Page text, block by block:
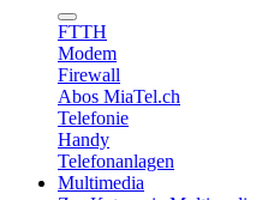
FTTH
Modem
Firewall
Abos MiaTel.ch
Telefonie
Handy
Telefonanlagen
Multimedia